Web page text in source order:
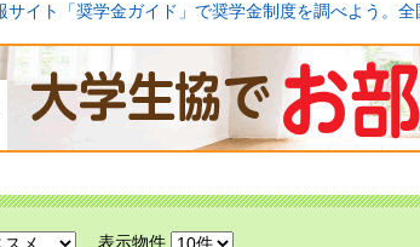
サイト「奨学金ガイド」で奨学金制度を調べよう。
表示物件